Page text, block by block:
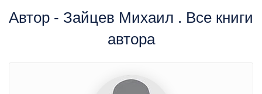
Автор - Зайцев Михаил . Все книги
автора